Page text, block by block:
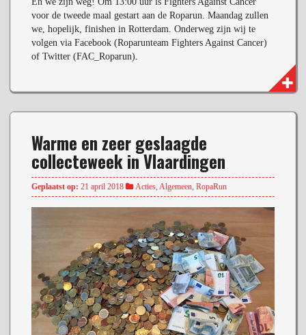
voor de tweede maal gestart aan de Roparun. Maandag zullen
we, hopelijk, finishen in Rotterdam. Onderweg zijn wij te
volgen via Facebook (Roparunteam Fighters Against Cancer)
of Twitter (FAC_Roparun).
Warme en zeer geslaagde
collecteweek in Vlaardingen
Geplaatst op: 21 april 2018 Acties, Algemeen, RopaRun